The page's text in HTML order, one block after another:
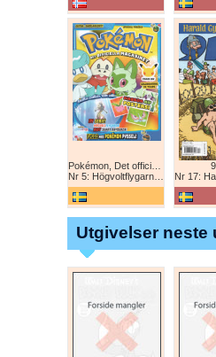
Nr 5: Högvoltflygarna mot Svart Rayquaza!
Nr 17: Harald
Utgivelser neste